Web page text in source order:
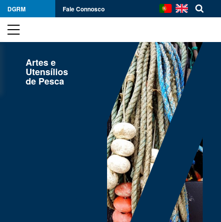
DGRM Fale Connosco
Artes e
Utensílios
de Pesca